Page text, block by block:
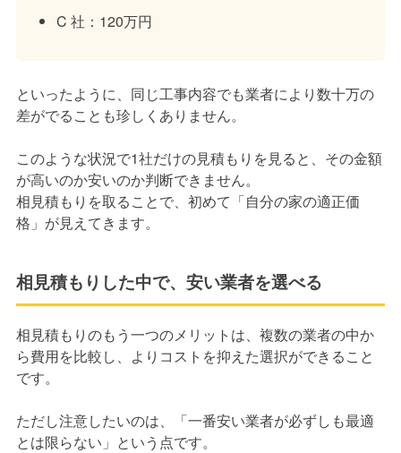
C 社：120万円
といったように、同じ工事内容でも業者により数十万の
差がでることも珍しくありません。
このような状況で1社だけの見積もりを見ると、その金額
が高いのか安いのか判断できません。
相見積もりを取ることで、初めて「自分の家の適正価
格」が見えてきます。
相見積もりした中で、安い業者を選べる
相見積もりのもう一つのメリットは、複数の業者の中か
ら費用を比較し、よりコストを抑えた選択ができること
です。
ただし注意したいのは、「一番安い業者が必ずしも最適
とは限らない」という点です。